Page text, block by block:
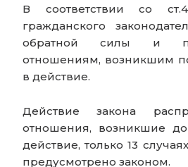
В соответствии со
гражданского
обратной силы и
отношениям, возникшим
в действие.
Действие закона
отношения, возникшие
действие, только 13
предусмотрено законом.